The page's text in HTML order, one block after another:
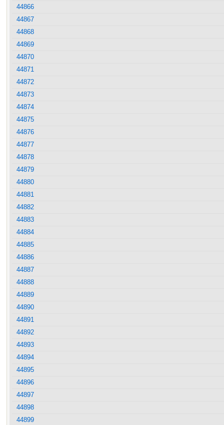
44866
44867
44868
44869
44870
44871
44872
44873
44874
44875
44876
44877
44878
44879
44880
44881
44882
44883
44884
44885
44886
44887
44888
44889
44890
44891
44892
44893
44894
44895
44896
44897
44898
44899